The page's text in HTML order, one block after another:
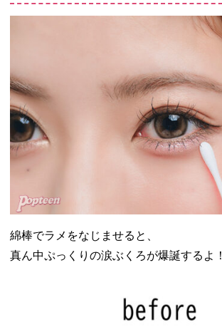
綿棒でラメをなじませると、
真ん中ぷっくりの涙ぶくろが爆誕するよ！